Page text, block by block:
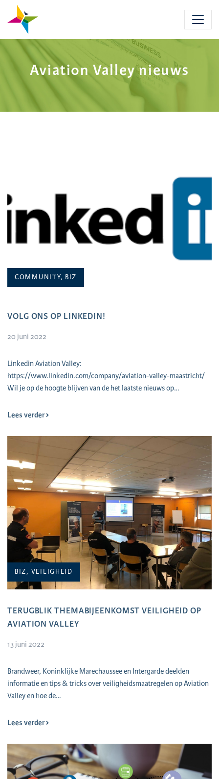
content
Aviation Valley nieuws
COMMUNITY, BIZ
VOLG ONS OP LINKEDIN!
20 juni 2022
Linkedin Aviation Valley:
https://www.linkedin.com/company/aviation-valley-maastricht/
Wil je op de hoogte blijven van de het laatste nieuws op…
Lees verder
BIZ, VEILIGHEID
TERUGBLIK THEMABIJEENKOMST VEILIGHEID OP
AVIATION VALLEY
13 juni 2022
Brandweer, Koninklijke Marechaussee en Intergarde deelden
informatie en tips & tricks over veiligheidsmaatregelen op Aviation
Valley en hoe de…
Lees verder